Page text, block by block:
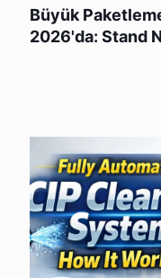
Büyük
2026'da: Stand